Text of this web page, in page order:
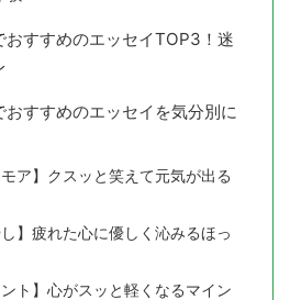
おすすめのエッセイTOP3！迷
おすすめのエッセイを気分別に
モア】クスッと笑えて元気が出る
し】疲れた心に優しく沁みるほっ
ント】心がスッと軽くなるマイン